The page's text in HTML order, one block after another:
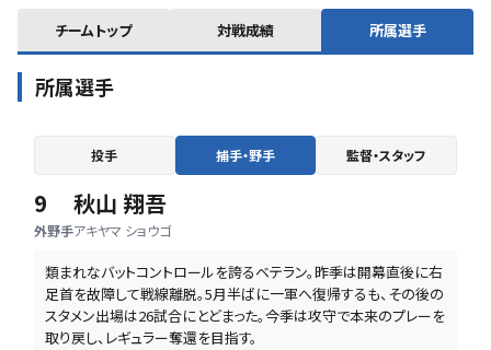
チームトップ 対戦成績 所属選手
所属選手
投手 捕手・野手 監督・スタッフ
9
外野手
秋山 翔吾
アキヤマ ショウゴ
類まれなバットコントロールを誇るベテラン。昨季は開幕直後に右
足首を故障して戦線離脱。5月半ばに一軍へ復帰するも、その後の
スタメン出場は26試合にとどまった。今季は攻守で本来のプレーを
取り戻し、レギュラー奪還を目指す。